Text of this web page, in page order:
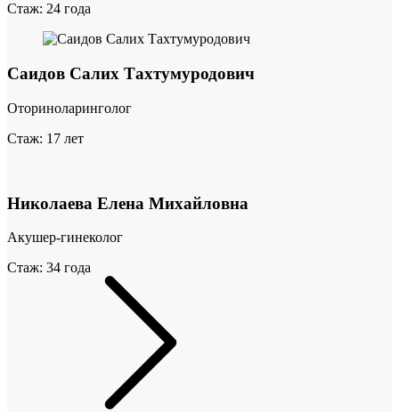
Стаж: 24 года
Саидов Салих Тахтумуродович
Оториноларинголог
Стаж: 17 лет
Николаева Елена Михайловна
Акушер-гинеколог
Стаж: 34 года